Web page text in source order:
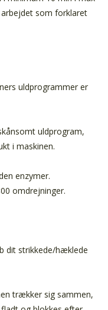
som forklaret
uldprogrammer er
uldprogram,
i maskinen.
enzymer.
omdrejninger.
dit strikkede/hæklede
trækker sig sammen,